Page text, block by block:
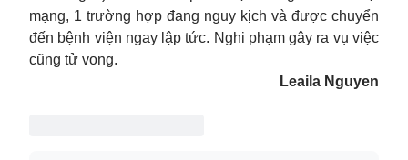
mạng, 1 trường hợp đang nguy kịch và được chuyển
đến bệnh viện ngay lập tức. Nghi phạm gây ra vụ việc
cũng tử vong.
Leaila Nguyen